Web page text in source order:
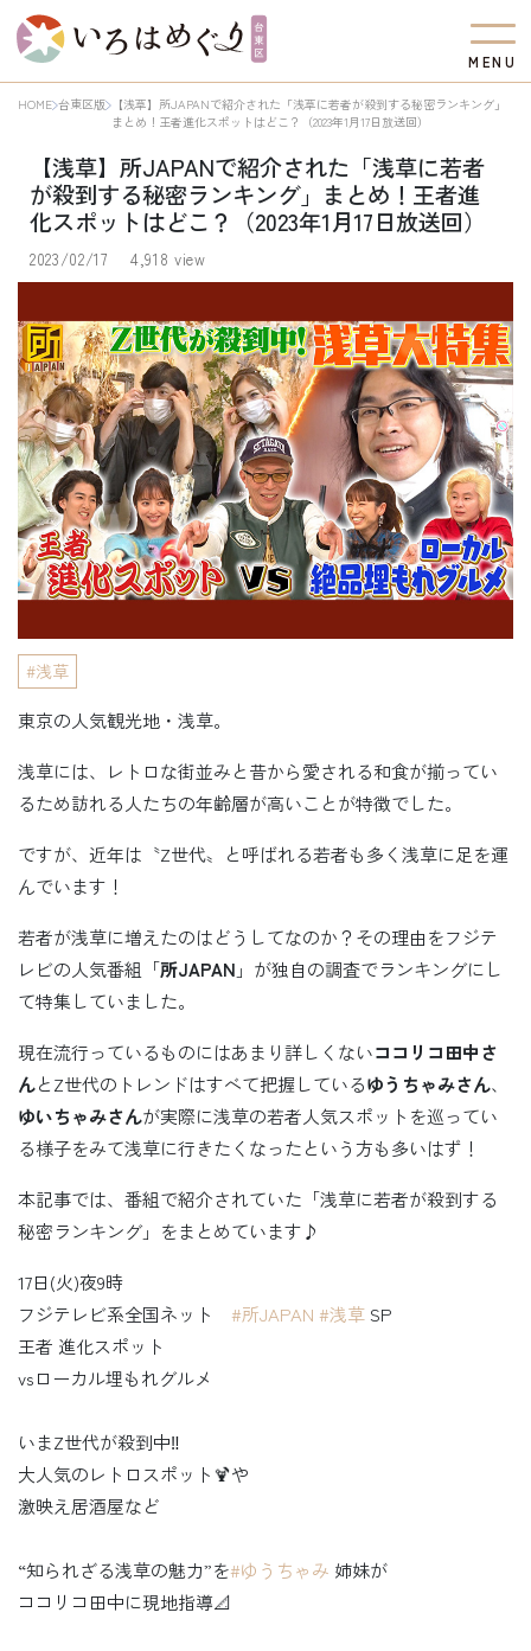
M EN U
HOME 台東区版
【浅草】所JAPANで紹介された「浅草に若者が殺到する秘密ランキング」
まとめ！王者進化スポットはどこ？（2023年1月17日放送回）
【浅草】所JAPANで紹介された「浅草に若者
が殺到する秘密ランキング」まとめ！王者進
化スポットはどこ？（2023年1月17日放送回）
2023/02/17 4,918 view
浅草
東京の人気観光地・浅草。
浅草には、レトロな街並みと昔から愛される和食が揃ってい
るため訪れる人たちの年齢層が高いことが特徴でした。
ですが、近年は〝Z世代〟と呼ばれる若者も多く浅草に足を運
んでいます！
若者が浅草に増えたのはどうしてなのか？その理由をフジテ
レビの人気番組「所JAPAN 」が独自の調査でランキングにし
て特集していました。
現在流行っているものにはあまり詳しくないココリコ田中さ
んとZ世代のトレンドはすべて把握しているゆうちゃみさん、
ゆいちゃみさんが実際に浅草の若者人気スポットを巡ってい
る様子をみて浅草に行きたくなったという方も多いはず！
本記事では、番組で紹介されていた「浅草に若者が殺到する
秘密ランキング」をまとめています♪
17日(火)夜9時
フジテレビ系全国ネット #所JAPAN #浅草 SP
王者 進化スポット
vsローカル埋もれグルメ
いまZ世代が殺到中‼️
大人気のレトロスポット🍹や
激映え居酒屋など
“知られざる浅草の魅力”を#ゆうちゃみ 姉妹が
ココリコ田中に現地指導📐